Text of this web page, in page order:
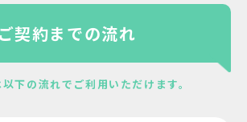
ご契約までの流れ
下の流れでご利用いただけます。